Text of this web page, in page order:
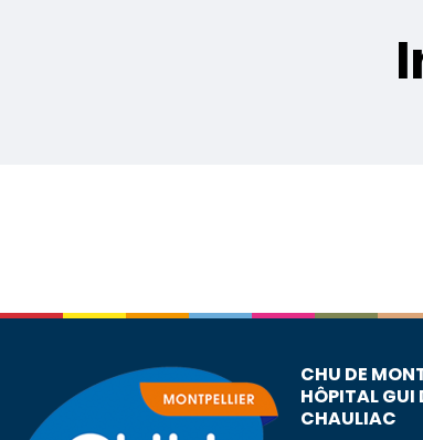
CHU DE
HÔPITAL GUI
CHAULIAC